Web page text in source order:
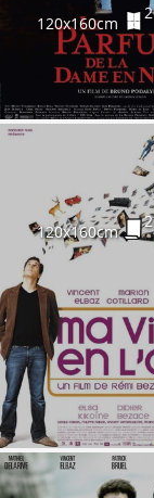
120x160cm
120x160cm